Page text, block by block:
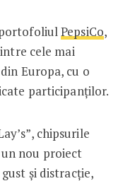
fără
portofoliulPepsiCo,
cele mai
Europa, cu o
participanților.
chipsurile
nou proiect
și distracție,